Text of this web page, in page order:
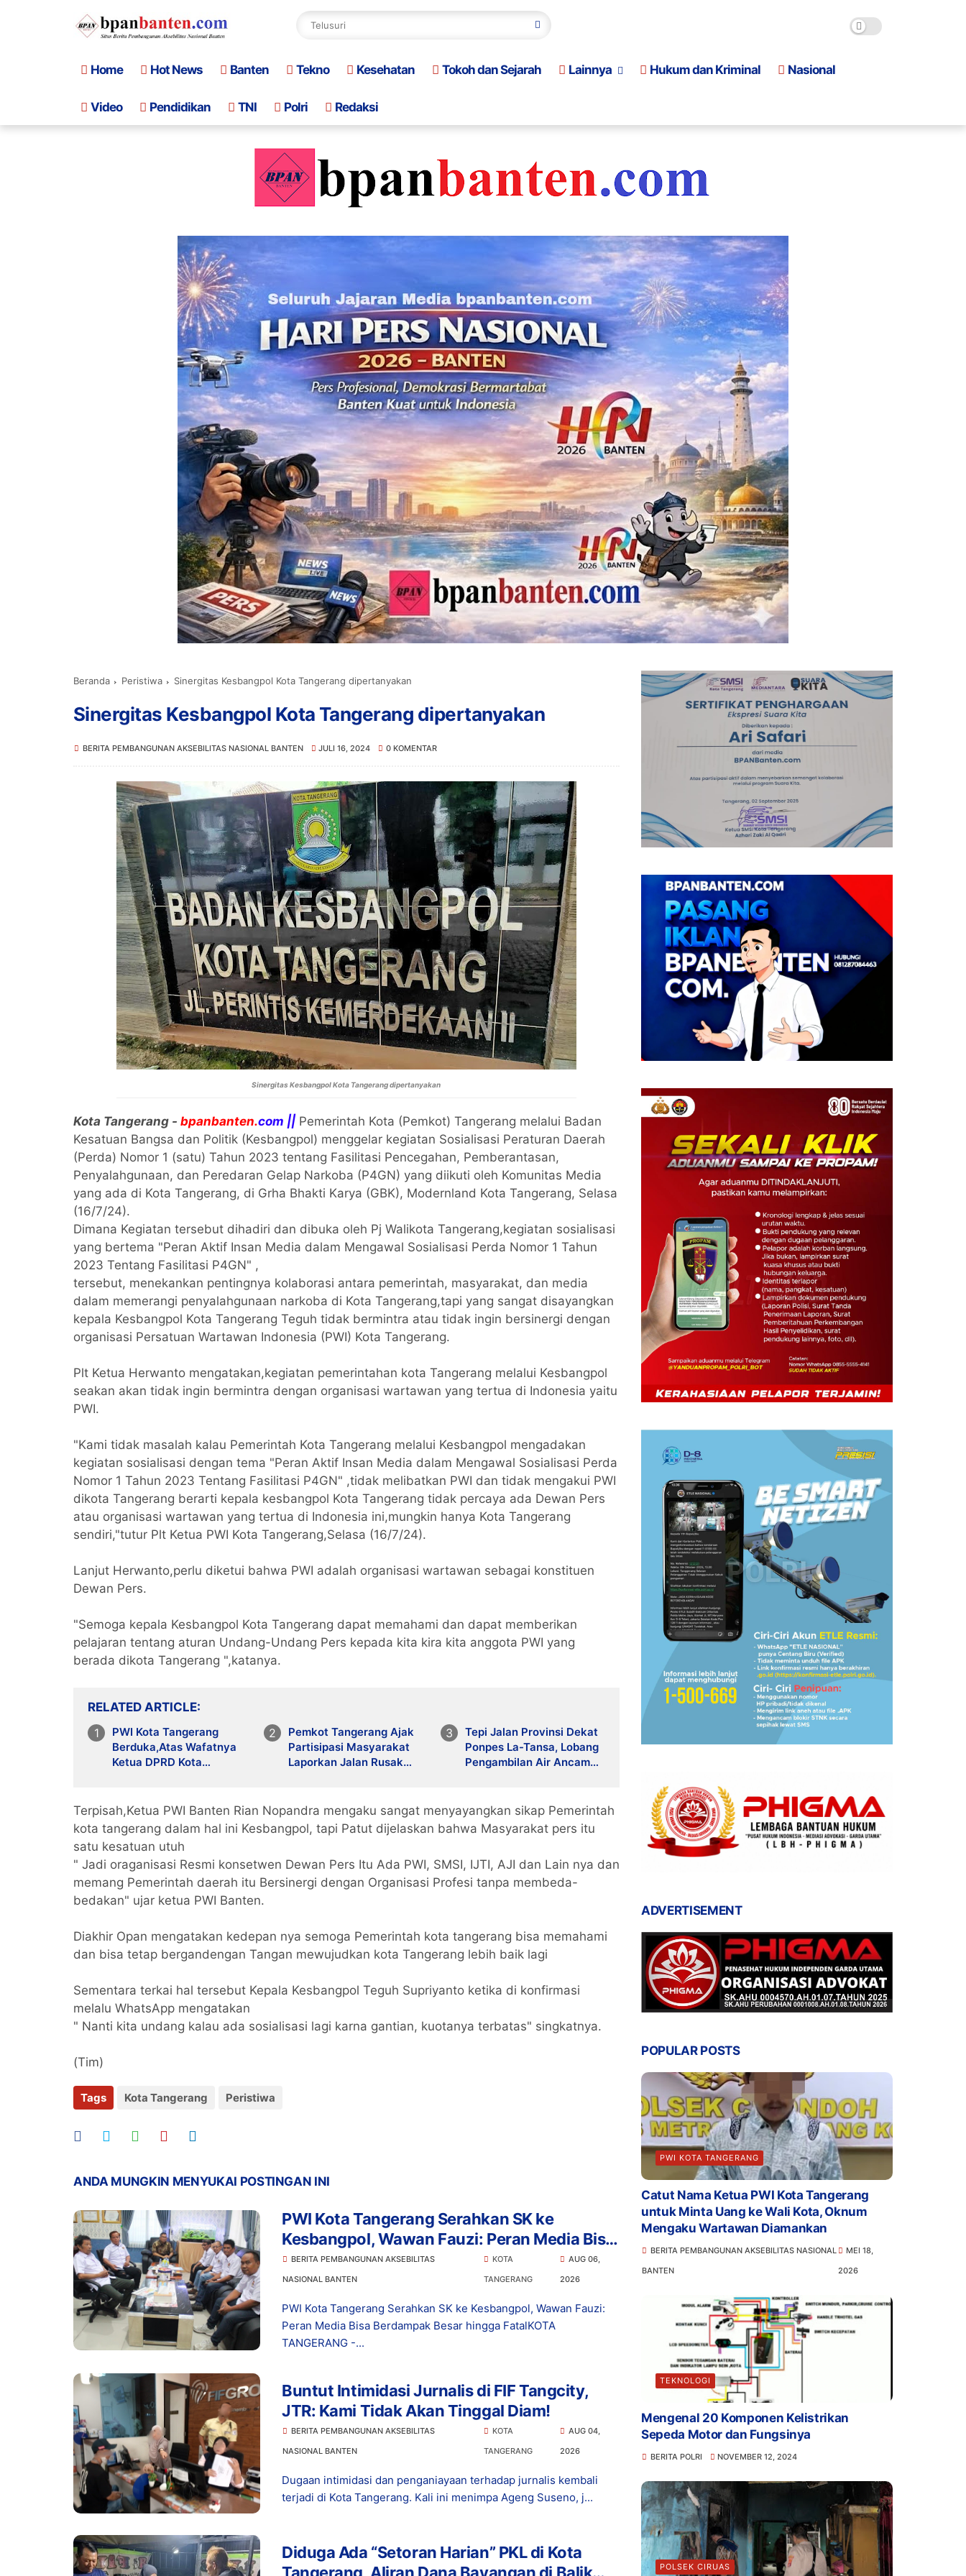
Home Hot News Banten Tekno Kesehatan Tokoh dan Sejarah Lainnya Hukum dan Kriminal Nasional
Video Pendidikan TNI Polri Redaksi
Beranda Peristiwa Sinergitas Kesbangpol Kota Tangerang dipertanyakan
Sinergitas Kesbangpol Kota Tangerang dipertanyakan
BERITA PEMBANGUNAN AKSEBILITAS NASIONAL BANTEN JULI 16, 2024 0 KOMENTAR
Sinergitas Kesbangpol Kota Tangerang dipertanyakan
Kota Tangerang - bpanbanten.com || Pemerintah Kota (Pemkot) Tangerang melalui Badan
Kesatuan Bangsa dan Politik (Kesbangpol) menggelar kegiatan Sosialisasi Peraturan Daerah
(Perda) Nomor 1 (satu) Tahun 2023 tentang Fasilitasi Pencegahan, Pemberantasan,
Penyalahgunaan, dan Peredaran Gelap Narkoba (P4GN) yang diikuti oleh Komunitas Media
yang ada di Kota Tangerang, di Grha Bhakti Karya (GBK), Modernland Kota Tangerang, Selasa
(16/7/24).
Dimana Kegiatan tersebut dihadiri dan dibuka oleh Pj Walikota Tangerang,kegiatan sosialisasi
yang bertema "Peran Aktif Insan Media dalam Mengawal Sosialisasi Perda Nomor 1 Tahun
2023 Tentang Fasilitasi P4GN" ,
tersebut, menekankan pentingnya kolaborasi antara pemerintah, masyarakat, dan media
dalam memerangi penyalahgunaan narkoba di Kota Tangerang,tapi yang sangat disayangkan
kepala Kesbangpol Kota Tangerang Teguh tidak bermintra atau tidak ingin bersinergi dengan
organisasi Persatuan Wartawan Indonesia (PWI) Kota Tangerang.
Plt Ketua Herwanto mengatakan,kegiatan pemerintahan kota Tangerang melalui Kesbangpol
seakan akan tidak ingin bermintra dengan organisasi wartawan yang tertua di Indonesia yaitu
PWI.
"Kami tidak masalah kalau Pemerintah Kota Tangerang melalui Kesbangpol mengadakan
kegiatan sosialisasi dengan tema "Peran Aktif Insan Media dalam Mengawal Sosialisasi Perda
Nomor 1 Tahun 2023 Tentang Fasilitasi P4GN" ,tidak melibatkan PWI dan tidak mengakui PWI
dikota Tangerang berarti kepala kesbangpol Kota Tangerang tidak percaya ada Dewan Pers
atau organisasi wartawan yang tertua di Indonesia ini,mungkin hanya Kota Tangerang
sendiri,"tutur Plt Ketua PWI Kota Tangerang,Selasa (16/7/24).
Lanjut Herwanto,perlu diketui bahwa PWI adalah organisasi wartawan sebagai konstituen
Dewan Pers.
"Semoga kepala Kesbangpol Kota Tangerang dapat memahami dan dapat memberikan
pelajaran tentang aturan Undang-Undang Pers kepada kita kira kita anggota PWI yang
berada dikota Tangerang ",katanya.
RELATED ARTICLE
PWI Kota Tangerang
Berduka,Atas Wafatnya
Ketua DPRD Kota
Pemkot Tangerang Ajak
Partisipasi Masyarakat
Laporkan Jalan Rusak
Tepi Jalan Provinsi Dekat
Ponpes La-Tansa, Lobang
Pengambilan Air Ancam
Terpisah,Ketua PWI Banten Rian Nopandra mengaku sangat menyayangkan sikap Pemerintah
kota tangerang dalam hal ini Kesbangpol, tapi Patut dijelaskan bahwa Masyarakat pers itu
satu kesatuan utuh
" Jadi oraganisasi Resmi konsetwen Dewan Pers Itu Ada PWI, SMSI, IJTI, AJI dan Lain nya dan
memang Pemerintah daerah itu Bersinergi dengan Organisasi Profesi tanpa membeda-
bedakan" ujar ketua PWI Banten.
Diakhir Opan mengatakan kedepan nya semoga Pemerintah kota tangerang bisa memahami
dan bisa tetap bergandengan Tangan mewujudkan kota Tangerang lebih baik lagi
Sementara terkai hal tersebut Kepala Kesbangpol Teguh Supriyanto ketika di konfirmasi
melalu WhatsApp mengatakan
" Nanti kita undang kalau ada sosialisasi lagi karna gantian, kuotanya terbatas" singkatnya.
(Tim)
Tags Kota Tangerang Peristiwa
ANDA MUNGKIN MENYUKAI POSTINGAN INI
PWI Kota Tangerang Serahkan SK ke
Kesbangpol, Wawan Fauzi: Peran Media Bisa
Berdampak Besar hingga Fatal
BERITA PEMBANGUNAN AKSEBILITAS
NASIONAL BANTEN
KOTA
TANGERANG
AUG 06,
2026
PWI Kota Tangerang Serahkan SK ke Kesbangpol, Wawan Fauzi:
Peran Media Bisa Berdampak Besar hingga FatalKOTA
TANGERANG -...
Buntut Intimidasi Jurnalis di FIF Tangcity,
JTR: Kami Tidak Akan Tinggal Diam!
BERITA PEMBANGUNAN AKSEBILITAS
NASIONAL BANTEN
KOTA
TANGERANG
AUG 04,
2026
Dugaan intimidasi dan penganiayaan terhadap jurnalis kembali
terjadi di Kota Tangerang. Kali ini menimpa Ageng Suseno, j...
Diduga Ada “Setoran Harian” PKL di Kota
ADVERTISEMENT
POPULAR POSTS
PWI KOTA TANGERANG
Catut Nama Ketua PWI Kota Tangerang
untuk Minta Uang ke Wali Kota, Oknum
Mengaku Wartawan Diamankan
BERITA PEMBANGUNAN AKSEBILITAS NASIONAL
BANTEN
MEI 18,
2026
TEKNOLOGI
Mengenal 20 Komponen Kelistrikan
Sepeda Motor dan Fungsinya
BERITA POLRI NOVEMBER 12, 2024
POLSEK CIRUAS